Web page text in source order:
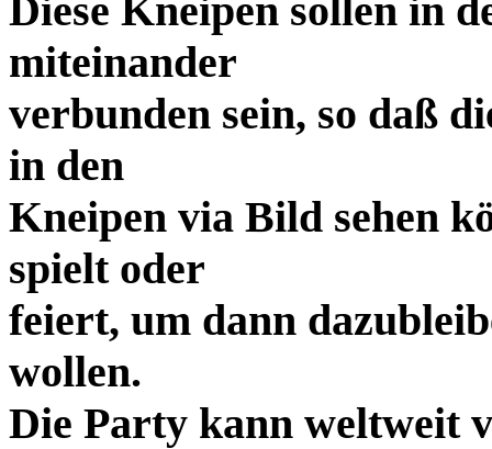
Diese Kneipen sollen in
miteinander
verbunden sein, so daß
in den
Kneipen via Bild sehen
spielt oder
feiert, um dann
wollen.
Die Party kann weltweit